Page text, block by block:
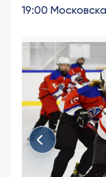
19:00